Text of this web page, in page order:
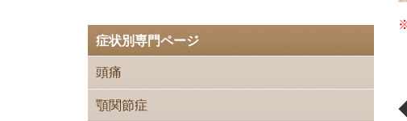
症状別専門ページ
頭痛
顎関節症